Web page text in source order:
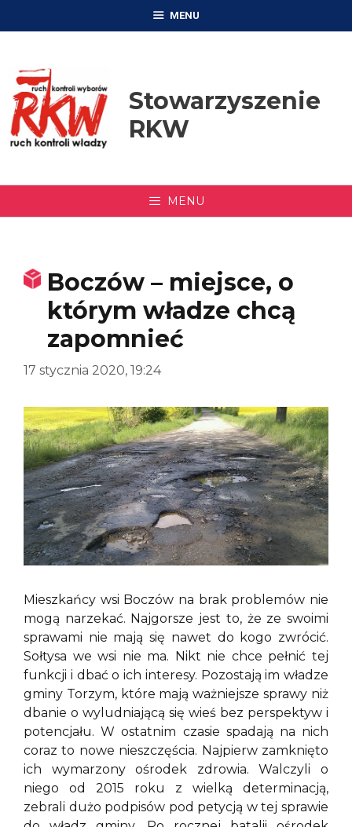
MENU
Stowarzyszenie
RKW
MENU
Boczów – miejsce, o
którym władze chcą
zapomnieć
17 stycznia 2020, 19:24
Mieszkańcy wsi Boczów na brak problemów nie
mogą narzekać. Najgorsze jest to, że ze swoimi
sprawami nie mają się nawet do kogo zwrócić.
Sołtysa we wsi nie ma. Nikt nie chce pełnić tej
funkcji i dbać o ich interesy. Pozostają im władze
gminy Torzym, które mają ważniejsze sprawy niż
dbanie o wyludniającą się wieś bez perspektyw i
potencjału. W ostatnim czasie spadają na nich
coraz to nowe nieszczęścia. Najpierw zamknięto
ich wymarzony ośrodek zdrowia. Walczyli o
niego od 2015 roku z wielką determinacją,
zebrali dużo podpisów pod petycją w tej sprawie